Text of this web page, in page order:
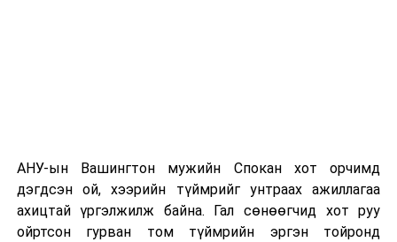
АНУ-ын Вашингтон мужийн Спокан хот орчимд
дэгдсэн ой, хээрийн түймрийг унтраах ажиллагаа
ахицтай үргэлжилж байна. Гал сөнөөгчид хот руу
ойртсон гурван том түймрийн эргэн тойронд